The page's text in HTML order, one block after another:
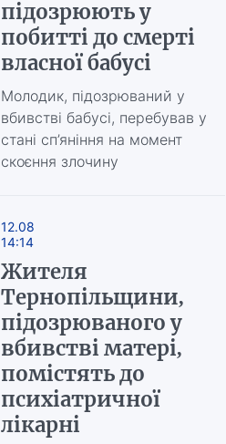
підозрюють у
побитті до смерті
власної бабусі
Молодик, підозрюваний у
вбивстві бабусі, перебував у
стані сп’яніння на момент
скоєння злочину
12.08
14:14
Жителя
Тернопільщини,
підозрюваного у
вбивстві матері,
помістять до
психіатричної
лікарні